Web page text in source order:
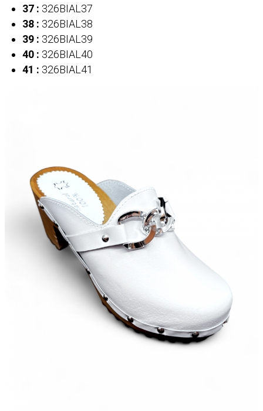
37 : 326BIAL37
38 : 326BIAL38
39 : 326BIAL39
40 : 326BIAL40
41 : 326BIAL41